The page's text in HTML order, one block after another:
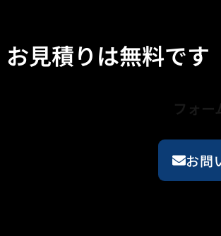
フォー
お問
見積りは無料です